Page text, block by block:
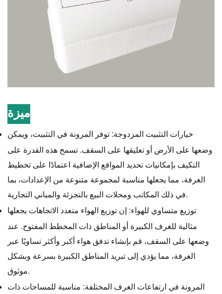
ميزة
خيارات التثبيت المزدوجة: توفر المرونة في التثبيت، ويمكن
وضعها على الأرض أو تعليقها على السقف. تسمح هذه القدرة على
التكيف بإمكانيات تحديد المواقع الإضافية اعتمادًا على تخطيط
الغرفة، مما يجعلها مناسبة لمجموعة متنوعة من الإعدادات، بما
في ذلك المكاتب ومحلات البيع بالتجزئة والمباني التجارية.
توزيع متساوي للهواء: إن توزيع الهواء متعدد الاتجاهات يجعلها
مثالية للغرف الكبيرة أو المناطق ذات المخطط المفتوح. عند
وضعها على السقف، قم بإنشاء تدفق هواء أكبر وأكثر تساويًا عبر
الغرفة، مما يؤدي إلى تبريد المناطق الكبيرة بسرعة وبشكل
موثوق.
المرونة في ارتفاعات الغرف المختلفة: مناسبة للمساحات ذات